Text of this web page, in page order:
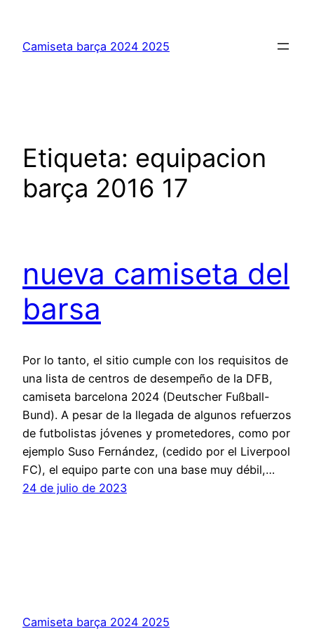
contenido
Camiseta barça 2024 2025
Etiqueta: equipacion
barça 2016 17
nueva camiseta del
barsa
Por lo tanto, el sitio cumple con los requisitos de
una lista de centros de desempeño de la DFB,
camiseta barcelona 2024 (Deutscher Fußball-
Bund). A pesar de la llegada de algunos refuerzos
de futbolistas jóvenes y prometedores, como por
ejemplo Suso Fernández, (cedido por el Liverpool
FC), el equipo parte con una base muy débil,…
24 de julio de 2023
Camiseta barça 2024 2025